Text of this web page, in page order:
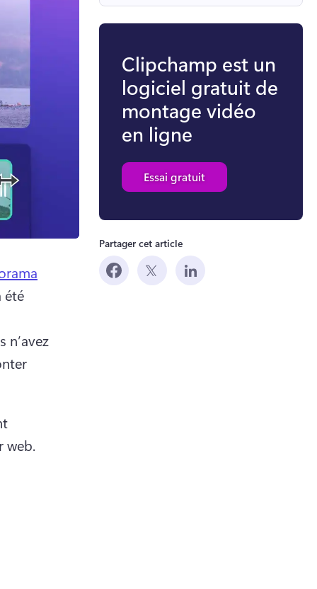
été
n’avez
web.
Clipchamp est un
logiciel gratuit de
montage vidéo
en ligne
Essai gratuit
Partager cet article